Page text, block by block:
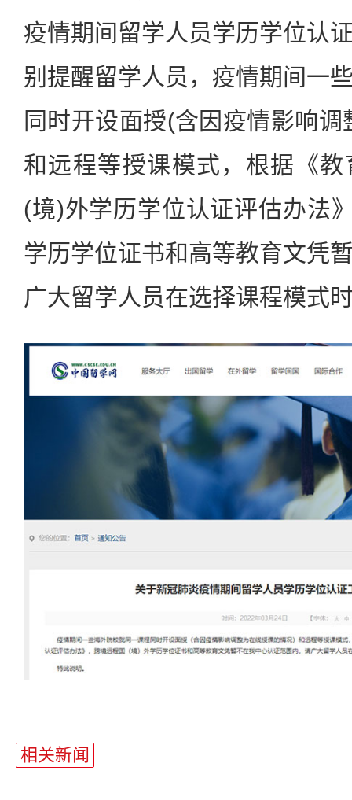
疫情期间留学人员学历学位认
别提醒留学人员，疫情期间一
同时开设面授(含因疫情影响
和远程等授课模式，根据《
(境)外学历学位认证评估办法
学历学位证书和高等教育文凭
广大留学人员在选择课程模式
相关新闻